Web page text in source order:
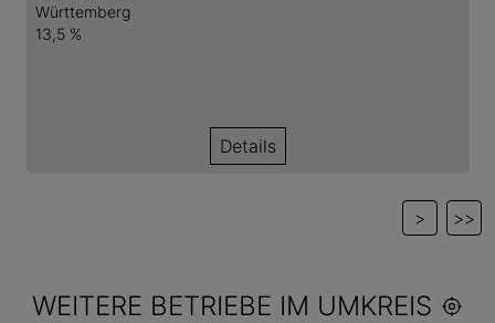
Württemberg
13,5 %
Details
> >>
WEITERE BETRIEBE IM UMKREIS